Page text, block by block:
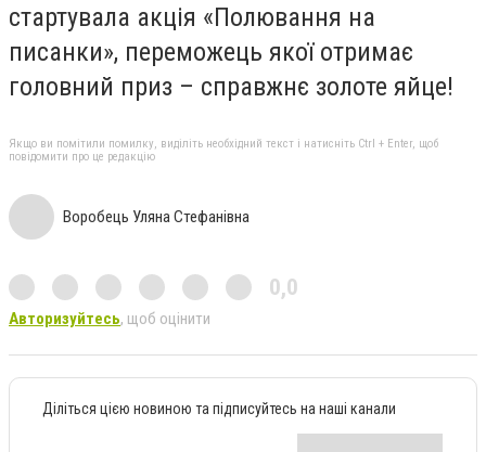
стартувала акція «Полювання на
писанки», переможець якої отримає
головний приз – справжнє золоте яйце!
Якщо ви помітили помилку, виділіть необхідний текст і натисніть Ctrl + Enter, щоб
повідомити про це редакцію
Воробець Уляна Стефанівна
0,0
Авторизуйтесь, щоб оцінити
Діліться цією новиною та підписуйтесь на наші канали